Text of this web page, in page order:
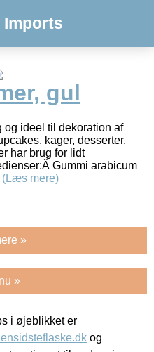
Imports
gul
og ideel til dekoration af
kager, desserter,
har brug for lidt
Gummi arabicum
(Læs mere)
»
»
i øjeblikket er
og